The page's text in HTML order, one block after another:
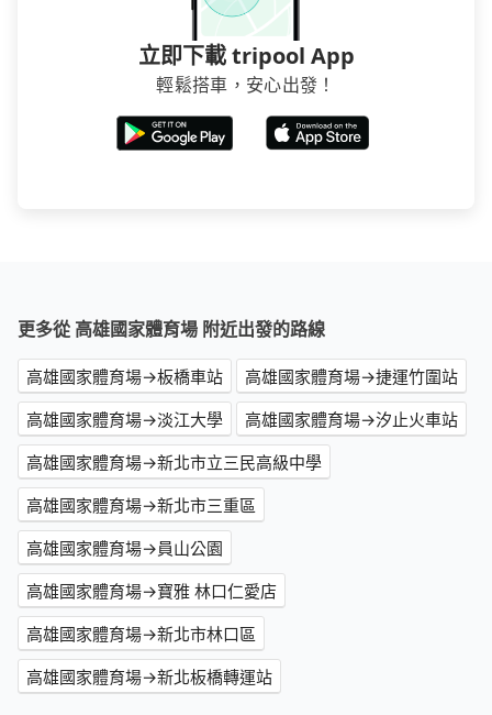
立即下載 tripool App
輕鬆搭車，安心出發！
更多從 高雄國家體育場 附近出發的路線
高雄國家體育場→板橋車站
高雄國家體育場→捷運竹圍站
高雄國家體育場→淡江大學
高雄國家體育場→汐止火車站
高雄國家體育場→新北市立三民高級中學
高雄國家體育場→新北市三重區
高雄國家體育場→員山公園
高雄國家體育場→寶雅 林口仁愛店
高雄國家體育場→新北市林口區
高雄國家體育場→新北板橋轉運站